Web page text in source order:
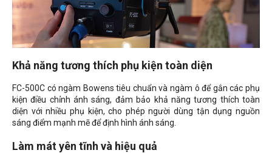
Khả năng tương thích phụ kiện toàn diện
FC-500C có ngàm Bowens tiêu chuẩn và ngàm ô để gắn các phụ
kiện điều chỉnh ánh sáng, đảm bảo khả năng tương thích toàn
diện với nhiều phụ kiện, cho phép người dùng tận dụng nguồn
sáng điểm mạnh mẽ để định hình ánh sáng.
Làm mát yên tĩnh và hiệu quả